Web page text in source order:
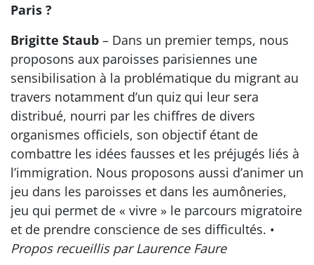
Paris ?
Brigitte Staub – Dans un premier temps, nous
proposons aux paroisses parisiennes une
sensibilisation à la problématique du migrant au
travers notamment d’un quiz qui leur sera
distribué, nourri par les chiffres de divers
organismes officiels, son objectif étant de
combattre les idées fausses et les préjugés liés à
l’immigration. Nous proposons aussi d’animer un
jeu dans les paroisses et dans les aumôneries,
jeu qui permet de « vivre » le parcours migratoire
et de prendre conscience de ses difficultés. •
Propos recueillis par Laurence Faure